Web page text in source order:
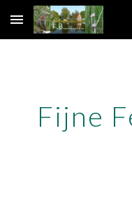
Skip to main content
Fijne